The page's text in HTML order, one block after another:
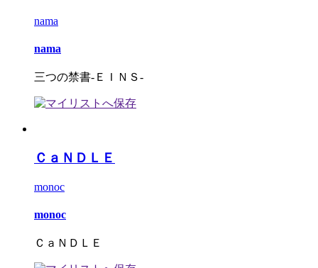
nama
nama
三つの禁書-ＥＩＮＳ-
ＣａＮＤＬＥ
monoc
monoc
ＣａＮＤＬＥ